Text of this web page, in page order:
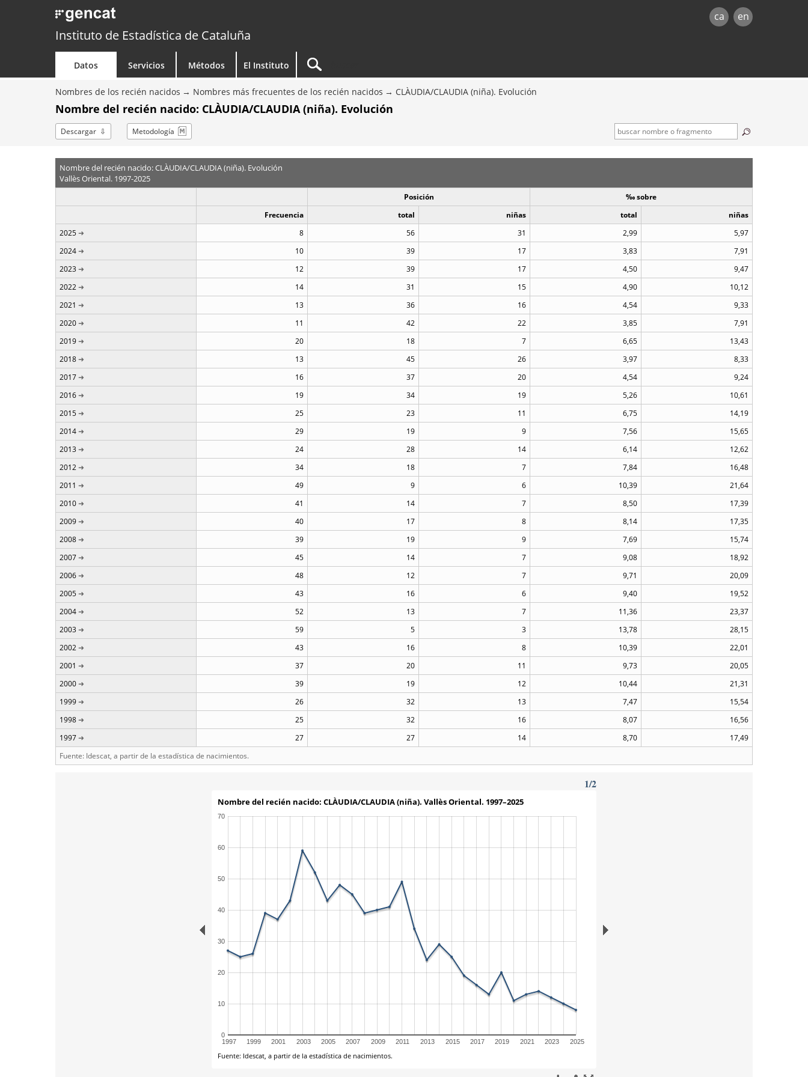
ca en
Instituto de Estadística de Cataluña
Datos Servicios Métodos El Instituto
Nombres de los recién nacidos Nombres más frecuentes de los recién nacidos CLÀUDIA/CLAUDIA (niña). Evolución
Nombre del recién nacido: CLÀUDIA/CLAUDIA (niña). Evolución
Descargar Metodología
Nombre del recién nacido: CLÀUDIA/CLAUDIA (niña). Evolución
Vallès Oriental. 1997-2025
Posición
‰ sobre
Frecuencia
total niñas total
niñas
2025
8 56 31 2,99
5,97
2024
10 39 17 3,83
7,91
2023
12 39 17 4,50
9,47
2022
14 31 15 4,90
10,12
2021
13 36 16 4,54
9,33
2020
11 42 22 3,85
7,91
2019
20 18 7 6,65
13,43
2018
13 45 26 3,97
8,33
2017
16 37 20 4,54
9,24
2016
19 34 19 5,26
10,61
2015
25 23 11 6,75
14,19
2014
29 19 9 7,56
15,65
2013
24 28 14 6,14
12,62
2012
34 18 7 7,84
16,48
2011
49 9 6 10,39
21,64
2010
41 14 7 8,50
17,39
2009
40 17 8 8,14
17,35
2008
39 19 9 7,69
15,74
2007
45 14 7 9,08
18,92
2006
48 12 7 9,71
20,09
2005
43 16 6 9,40
19,52
2004
52 13 7 11,36
23,37
2003
59 5 3 13,78
28,15
2002
43 16 8 10,39
22,01
2001
37 20 11 9,73
20,05
2000
39 19 12 10,44
21,31
1999
26 32 13 7,47
15,54
1998
25 32 16 8,07
16,56
1997
27 27 14 8,70
17,49
Fuente: Idescat, a partir de la estadística de nacimientos.